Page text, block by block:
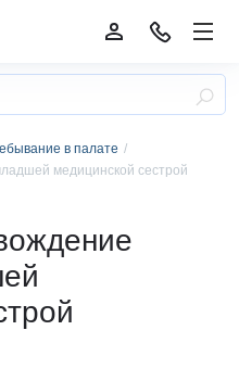
в палате
медицинской сестрой